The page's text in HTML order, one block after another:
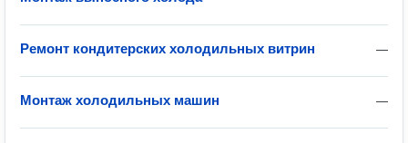
—
Ремонт кондитерских холодильных витрин
—
Монтаж холодильных машин